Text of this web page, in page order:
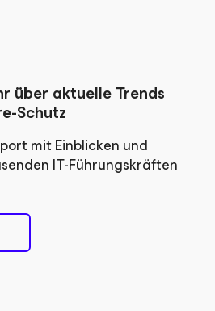
über aktuelle Trends
Schutz
mit Einblicken und
IT-Führungskräften